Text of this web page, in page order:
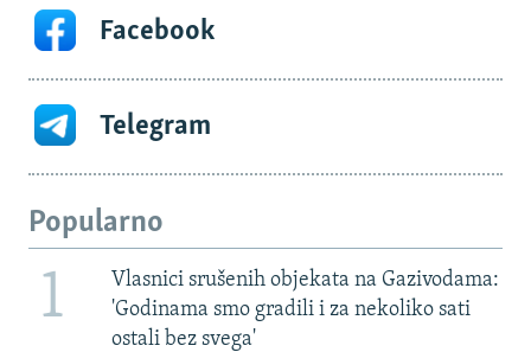
Facebook
Telegram
Popularno
1
Vlasnici srušenih objekata na Gazivodama:
'Godinama smo gradili i za nekoliko sati
ostali bez svega'